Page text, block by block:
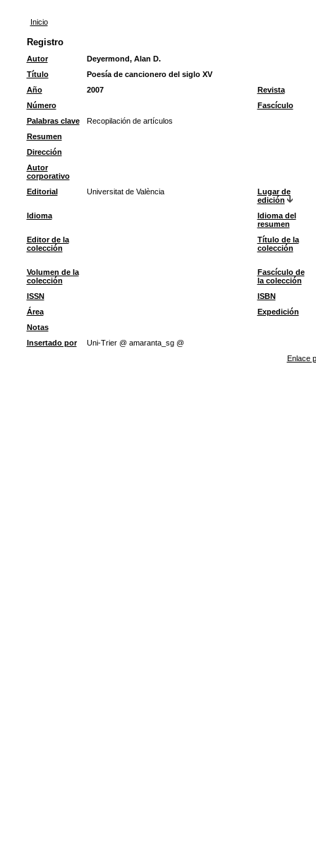
Inicio
Registro
Autor
Deyermond, Alan D.
Título
Poesía de cancionero del siglo XV
Año
2007
Revista
Número
Fascículo
Palabras clave
Recopilación de artículos
Resumen
Dirección
Autor
corporativo
Editorial
Universitat de València
Lugar de
edición
Idioma
Idioma del
resumen
Editor de la
colección
Título de la
colección
Volumen de la
colección
Fascículo de
la colección
ISSN
ISBN
Área
Expedición
Notas
Insertado por
Uni-Trier @ amaranta_sg @
Enlace